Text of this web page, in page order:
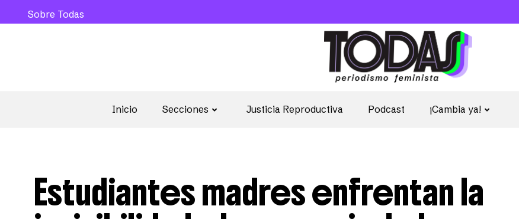
Inicio Secciones Justicia Reproductiva Podcast ¡Cambia ya!
Sobre Todas
Estudiantes madres enfrentan la